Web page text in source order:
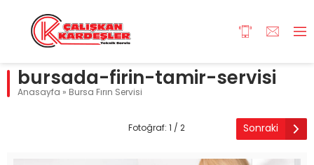
bursada-firin-tamir-servisi
Anasayfa » Bursa Fırın Servisi
Fotoğraf: 1 / 2 Sonraki